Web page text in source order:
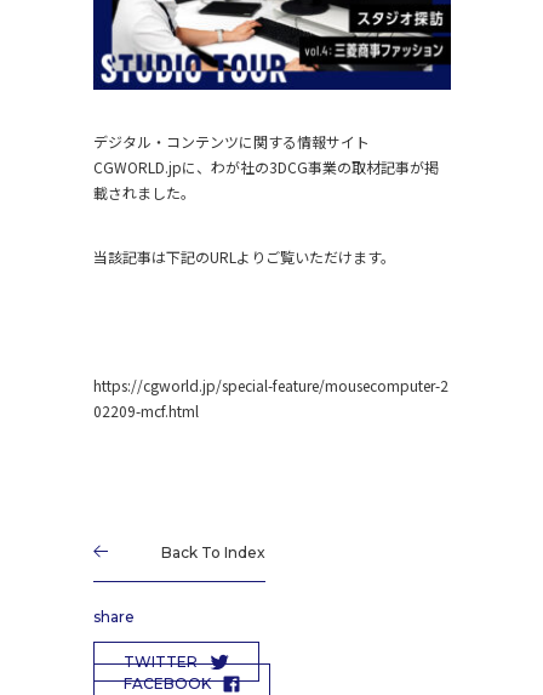
デジタル・コンテンツに関する情報サイト
CGWORLD.jpに、わが社の3DCG事業の取材記事が掲
載されました。
当該記事は下記のURLよりご覧いただけます。
https://cgworld.jp/special-feature/mousecomputer-2
02209-mcf.html
Back To Index
share
TWITTER
FACEBOOK